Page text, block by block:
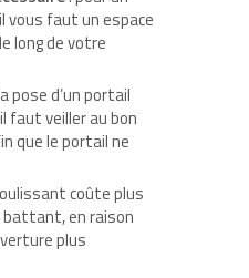
vous faut un espace
long de votre
pose d’un portail
faut veiller au bon
que le portail ne
coûte plus
battant, en raison
plus